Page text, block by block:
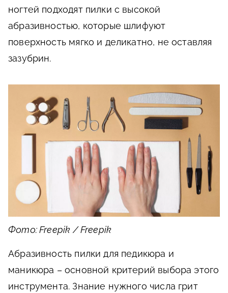
ногтей подходят пилки с высокой
абразивностью, которые шлифуют
поверхность мягко и деликатно, не оставляя
зазубрин.
Фото: Freepik / Freepik
Абразивность пилки для педикюра и
маникюра – основной критерий выбора этого
инструмента. Знание нужного числа грит